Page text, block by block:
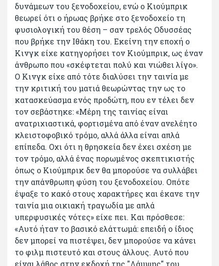
δυνάμεων του ξενοδοχείου, ενώ ο Κιούμπρικ
θεωρεί ότι ο ήρωας βρήκε στο ξενοδοχείο τη
φυσιολογική του θέση – σαν τρελός Οδυσσέας
που βρήκε την Ιθάκη του. Εκείνη την εποχή ο
Κινγκ είχε κατηγορήσει τον Κιούμπρικ, ως έναν
άνθρωπο που «σκέφτεται πολύ και νιώθει λίγο».
Ο Κινγκ είχε από τότε διαλύσει την ταινία με
την κριτική του ματιά θεωρώντας την ως το
κατασκεύασμα ενός προδώτη, που εν τέλει δεν
τον σεβάστηκε: «Μέρη της ταινίας είναι
ανατριχιαστικά, φορτισμένα από έναν ανελέητο
κλειστοφοβικό τρόμο, αλλά άλλα είναι απλά
επίπεδα. Οχι ότι η θρησκεία δεν έχει σχέση με
τον τρόμο, αλλά ένας πορωμένος σκεπτικιστής
όπως ο Κιούμπρικ δεν θα μπορούσε να συλλάβει
την απάνθρωπη φύση του ξενοδοχείου. Οπότε
έψαξε το κακό στους χαρακτήρες και έκανε την
ταινία μια οικιακή τραγωδία με απλά
υπερφυσικές νότες» είχε πει. Και πρόσθεσε:
«Αυτό ήταν το βασικό ελάττωμά: επειδή ο ίδιος
δεν μπορεί να πιστέψει, δεν μπορούσε να κάνει
το φιλμ πιστευτό και στους άλλους. Αυτό που
είναι λάθος στην εκδοχή της "Λάμψης" του